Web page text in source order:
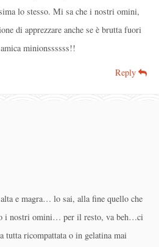
lo stesso. Mi sa che i nostri omini,
di apprezzare anche se è brutta fuori
minionssssss!!
Reply
e magra… lo sai, alla fine quello che
i nostri omini… per il resto, va beh…ci
tutta ricompattata o in gelatina mai